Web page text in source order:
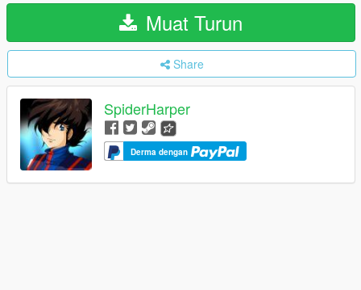
Muat Turun
Share
SpiderHarper
Derma dengan